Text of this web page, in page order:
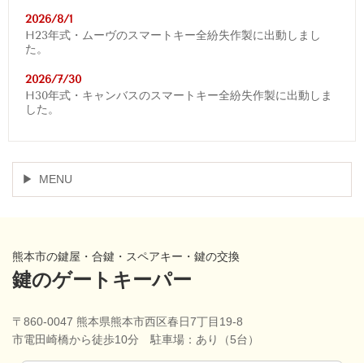
2026/8/1
H23年式・ムーヴのスマートキー全紛失作製に出動しまし
た。
2026/7/30
H30年式・キャンバスのスマートキー全紛失作製に出動しま
した。
MENU
熊本市の鍵屋・合鍵・スペアキー・鍵の交換
鍵のゲートキーパー
〒860-0047 熊本県熊本市西区春日7丁目19-8
市電田崎橋から徒歩10分 駐車場：あり（5台）